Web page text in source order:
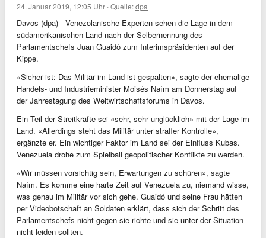
24. Januar 2019, 12:05 Uhr ·Quelle:dpa
Davos (dpa) - Venezolanische Experten sehen die Lage in dem
südamerikanischen Land nach der Selbernennung des
Parlamentschefs Juan Guaidó zum Interimspräsidenten auf der
Kippe.
«Sicher ist: Das Militär im Land ist gespalten», sagte der ehemalige
Handels- und Industrieminister Moisés Naím am Donnerstag auf
der Jahrestagung des Weltwirtschaftsforums in Davos.
Ein Teil der Streitkräfte sei «sehr, sehr unglücklich» mit der Lage im
Land. «Allerdings steht das Militär unter straffer Kontrolle»,
ergänzte er. Ein wichtiger Faktor im Land sei der Einfluss Kubas.
Venezuela drohe zum Spielball geopolitischer Konflikte zu werden.
«Wir müssen vorsichtig sein, Erwartungen zu schüren», sagte
Naím. Es komme eine harte Zeit auf Venezuela zu, niemand wisse,
was genau im Militär vor sich gehe. Guaidó und seine Frau hätten
per Videobotschaft an Soldaten erklärt, dass sich der Schritt des
Parlamentschefs nicht gegen sie richte und sie unter der Situation
nicht leiden sollten.